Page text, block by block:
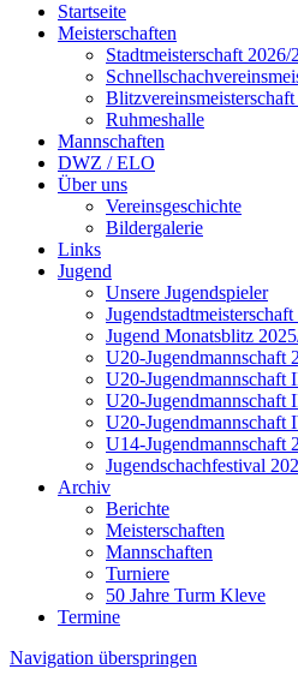
Startseite
Meisterschaften
Stadtmeisterschaft 2026/
Ruhmeshalle
Mannschaften
DWZ / ELO
Über uns
Vereinsgeschichte
Bildergalerie
Links
Jugend
Unsere Jugendspieler
Jugend Monatsblitz
U20-Jugendmannschaft
U20-Jugendmannschaft
U20-Jugendmannschaft
U20-Jugendmannschaft
U14-Jugendmannschaft
Jugendschachfestival
Archiv
Berichte
Meisterschaften
Mannschaften
Turniere
50 Jahre Turm Kleve
Termine
Navigation überspringen